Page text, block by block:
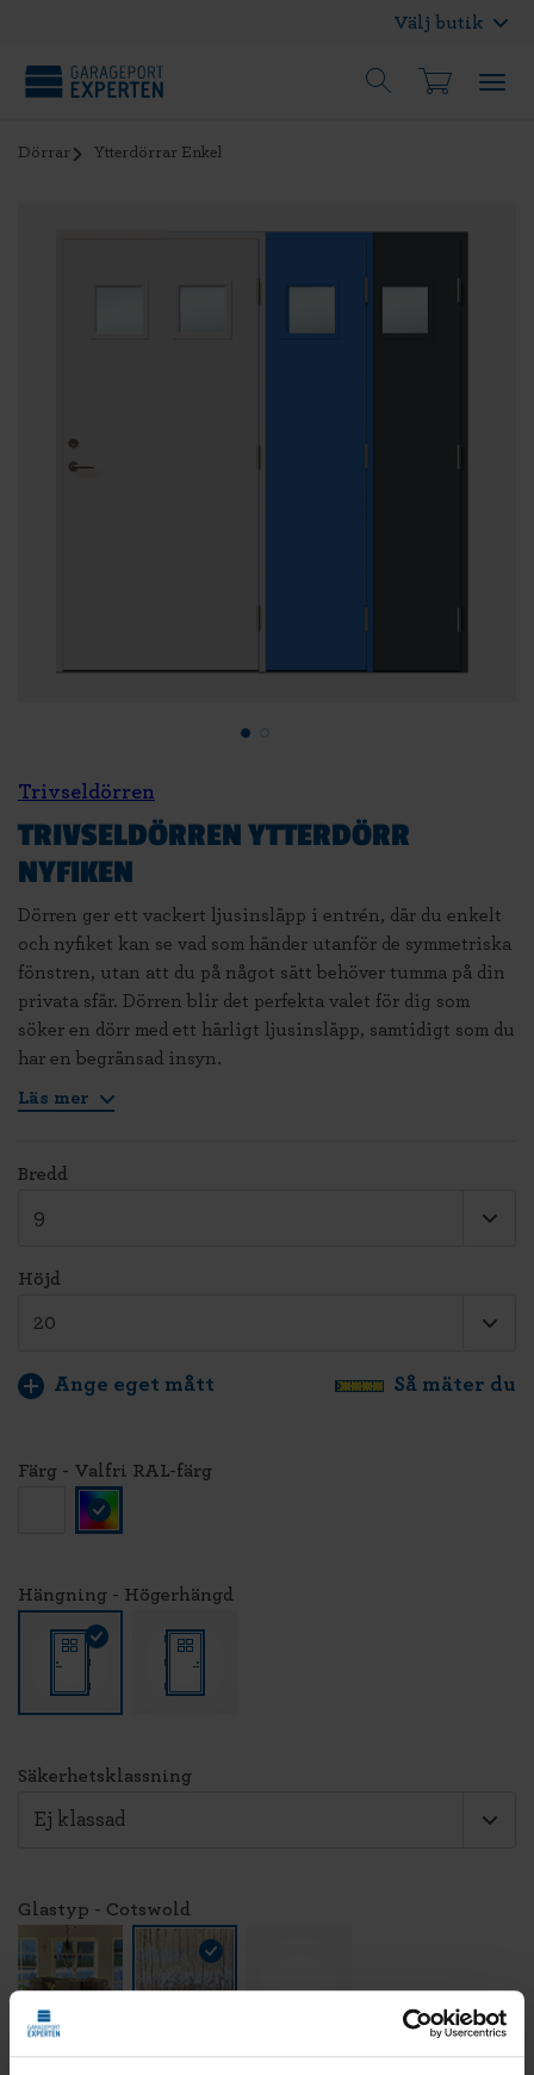
Välj butik
Dörrar Ytterdörrar Enkel
Trivseldörren
TRIVSELDÖRREN YTTERDÖRR
NYFIKEN
Dörren ger ett vackert ljusinsläpp i entrén, där du enkelt
och nyfiket kan se vad som händer utanför de symmetriska
fönstren, utan att du på något sätt behöver tumma på din
privata sfär. Dörren blir det perfekta valet för dig som
söker en dörr med ett härligt ljusinsläpp, samtidigt som du
har en begränsad insyn.
Läs mer
Bredd
Höjd
Ange eget mått Så mäter du
Färg - Valfri RAL-färg
Hängning - Högerhängd
Säkerhetsklassning
Glastyp - Cotswold